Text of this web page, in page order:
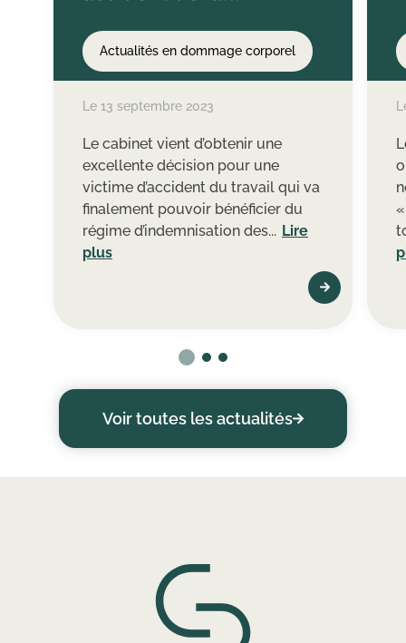
meilleure
indemnisation à la clé
Actualités en dommage corporel
Le 13 septembre 2023
Le cabinet vient d’obtenir une
excellente décision pour une
victime d’accident du travail qui va
finalement pouvoir bénéficier du
régime d’indemnisation des... Lire
plus
Voir toutes les actualités